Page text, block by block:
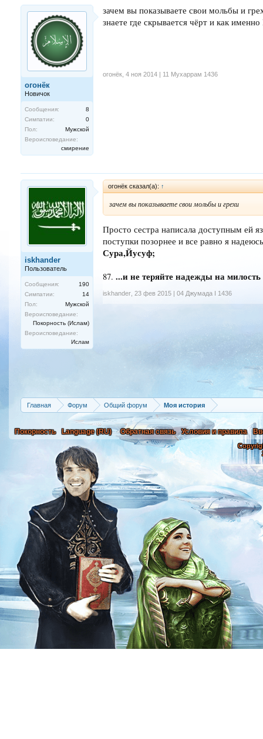
огонёк
Новичок
Сообщения:
8
Симпатии:
0
Пол:
Мужской
Вероисповедание:
смирение
зачем вы показываете свои мольбы и
знаете где скрывается чёрт и как
огонёк 4 ноя 2014 | 11 Мухаррам 1436
iskhander
Пользователь
Сообщения:
190
Симпатии:
14
Пол:
Мужской
Вероисповедание:
Покорность (Ислам)
Вероисповедание:
Ислам
огонёк сказал(а): ↑
зачем вы показываете свои мольбы и грехи
Просто сестра написала доступным ей
поступки позорнее и все равно я
Сура,Йусуф;
87. ...и не теряйте надежды на
iskhander 23 фев 2015 | 04 Джумада I 1436
Главная Форум Общий форум Моя история
Покорность Language (RU) Обратная связь Условия и правила